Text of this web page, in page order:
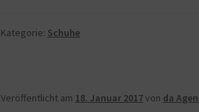
Kategorie: Schuhe
Veröffentlicht am 18. Januar 2017von da